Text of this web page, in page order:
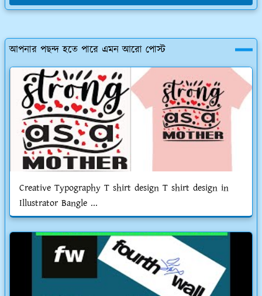
আপনার পছন্দ হতে পারে এমন আরো পোস্ট
Creative Typography T shirt design T shirt design in
Illustrator Bangle ...